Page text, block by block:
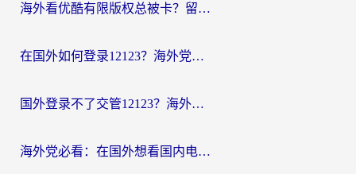
海外看优酷有限版权总被卡？留学生亲测有效的回国加速器选择指南
在国外如何登录12123？海外党必备的回国加速实用指南
国外登录不了交管12123？海外华人亲测有效的回国加速器选择指南
海外党必看：在国外想看国内电视剧用什么软件？3步解决地域限制